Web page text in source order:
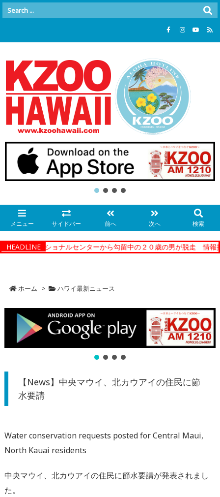
メニュー サイドバー 前へ 次へ 検索
HEADLINE
ーコレクショナルセンターから勾留中の２０歳の男が脱走 情報提
ホーム > ハワイ最新ニュース
【News】中央マウイ、北カウアイの住民に節
水要請
Water conservation requests posted for Central Maui,
North Kauai residents
中央マウイ、北カウアイの住民に節水要請が発表されまし
た。